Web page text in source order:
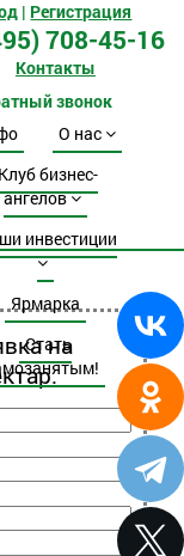
звонок
| Регистрация
708-45-16
Контакты
О нас
Клуб бизнес-
ангелов
инвестиции
Ярмарка
Стать
на